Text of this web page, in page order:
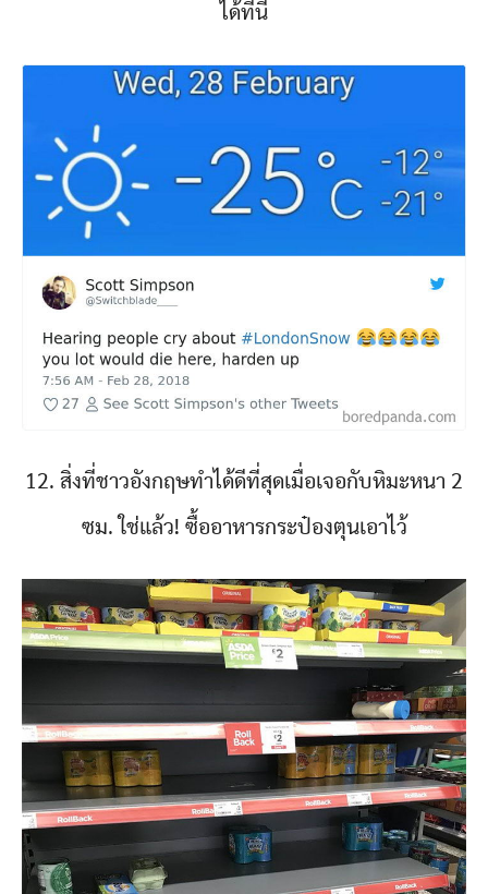
ได้ที่นี่
12. สิ่งที่ชาวอังกฤษทำได้ดีที่สุดเมื่อเจอกับหิมะหนา 2
ซม. ใช่แล้ว! ซื้ออาหารกระป๋องตุนเอาไว้